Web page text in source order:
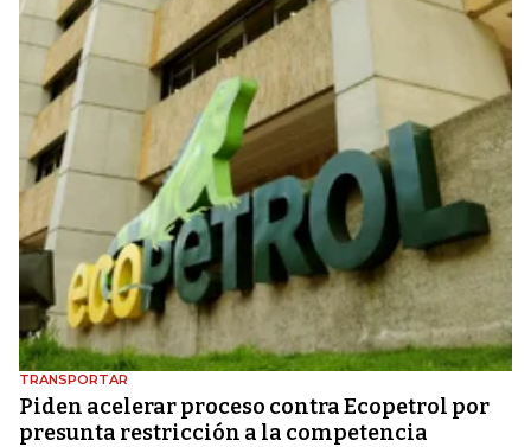
TRANSPORTAR
Piden acelerar proceso contra Ecopetrol por
presunta restricción a la competencia